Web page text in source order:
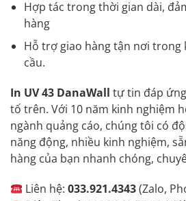
Hợp tác trong thời gian dài,
hàng
Hỗ trợ giao hàng tận nơi trong
cầu.
In UV 43 DanaWall tự tin đáp
tố trên. Với 10 năm kinh nghiệm
ngành quảng cáo, chúng tôi có
năng động, nhiều kinh nghiệm,
hàng của bạn nhanh chóng,
Liên hệ: 033.921.4343(Zalo,